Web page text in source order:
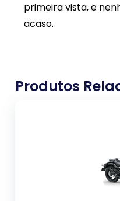
primeira vista, e
acaso.
Produtos